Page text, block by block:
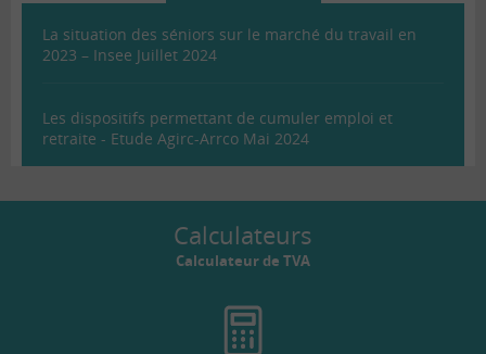
La situation des séniors sur le marché du travail en
2023 – Insee Juillet 2024
Les dispositifs permettant de cumuler emploi et
retraite - Etude Agirc-Arrco Mai 2024
Calculateurs
Calculateur de TVA